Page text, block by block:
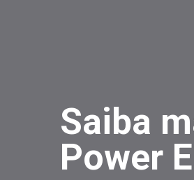
Saiba
Power